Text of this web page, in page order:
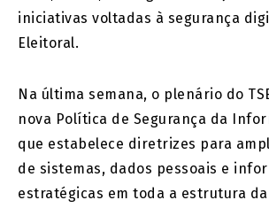
iniciativas voltadas à segurança
Eleitoral.
Na última semana, o plenário do
nova Política de Segurança da
que estabelece diretrizes para
de sistemas, dados pessoais e
estratégicas em toda a estrutura da